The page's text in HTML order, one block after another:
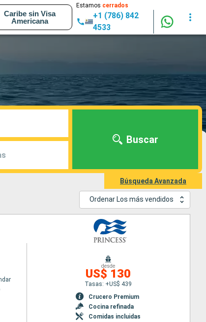
Caribe sin Visa
Americana
Estamos cerrados
+1 (786) 842
4533
Buscar
Búsqueda Avanzada
Ordenar Los más vendidos
desde
US$ 130
Tasas: +US$ 439
Crucero Premium
Cocina refinada
Comidas incluidas